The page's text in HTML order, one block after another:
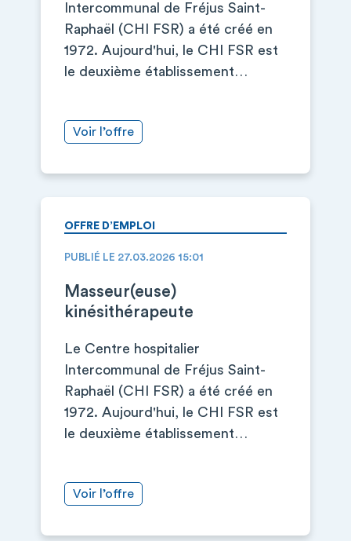
Intercommunal de Fréjus Saint-
Raphaël (CHI FSR) a été créé en
1972. Aujourd'hui, le CHI FSR est
le deuxième établissement…
Voir l’offre
OFFRE D’EMPLOI
PUBLIÉ LE 27.03.2026 15:01
Masseur(euse)
kinésithérapeute
Le Centre hospitalier
Intercommunal de Fréjus Saint-
Raphaël (CHI FSR) a été créé en
1972. Aujourd'hui, le CHI FSR est
le deuxième établissement…
Voir l’offre